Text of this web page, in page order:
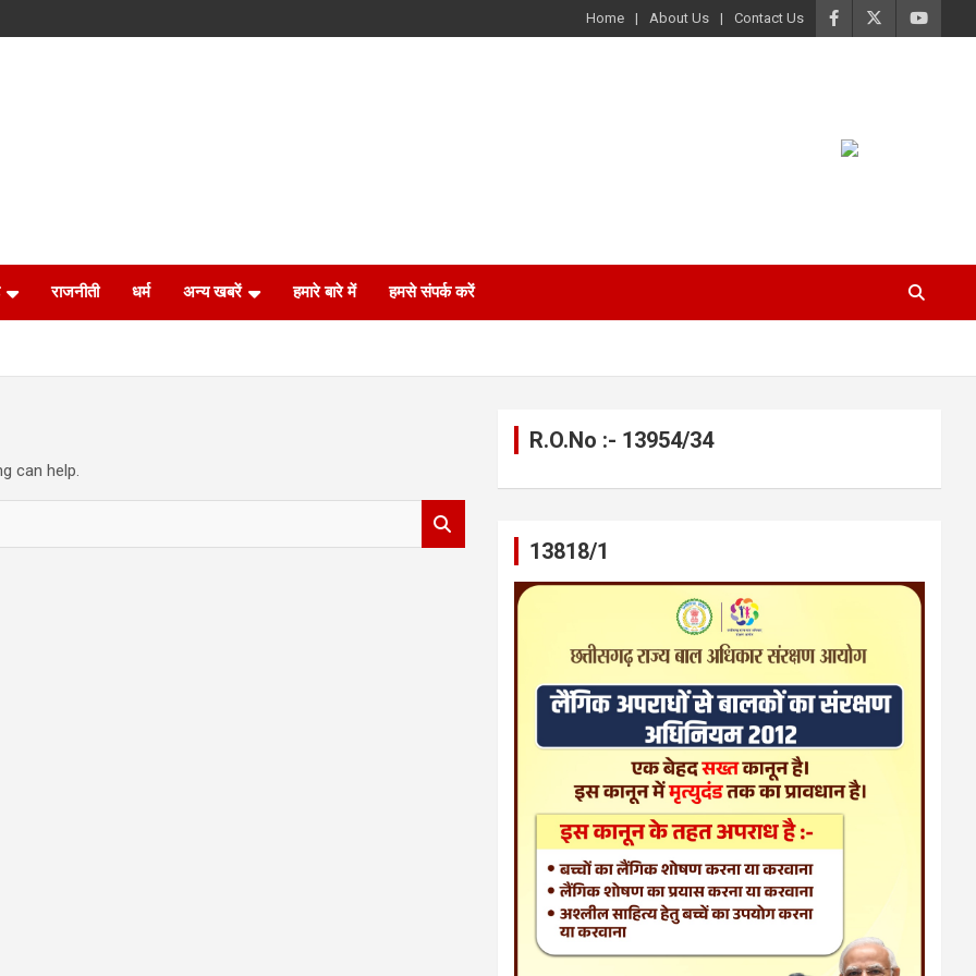
Home About Us Contact Us
राजनीती धर्म अन्य खबरें हमारे बारे में हमसे संपर्क करें
can help.
R.O.No :- 13954/34
13818/1